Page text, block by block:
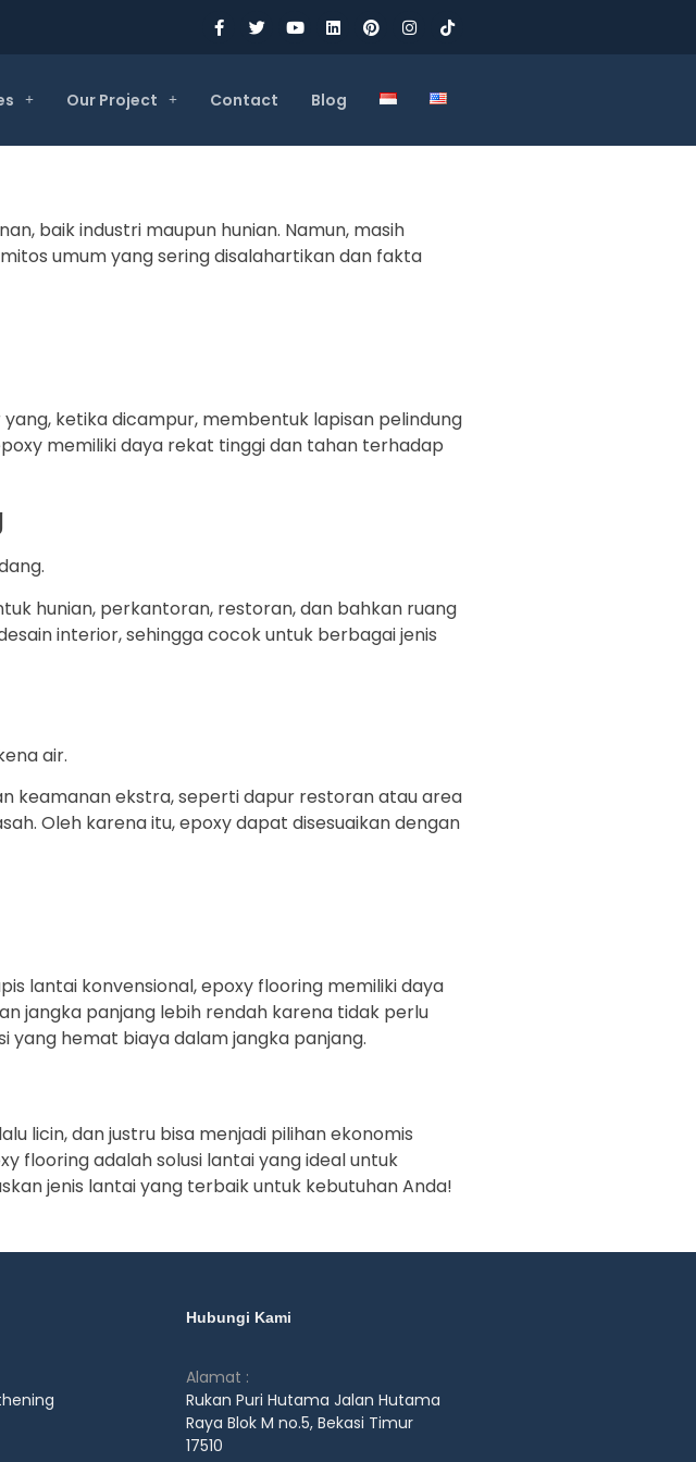
Our Project Contact Blog
baik industri maupun hunian. Namun, masih
umum yang sering disalahartikan dan fakta
ketika dicampur, membentuk lapisan pelindung
memiliki daya rekat tinggi dan tahan terhadap
hunian, perkantoran, restoran, dan bahkan ruang
interior, sehingga cocok untuk berbagai jenis
air.
keamanan ekstra, seperti dapur restoran atau area
Oleh karena itu, epoxy dapat disesuaikan dengan
lantai konvensional, epoxy flooring memiliki daya
jangka panjang lebih rendah karena tidak perlu
yang hemat biaya dalam jangka panjang.
licin, dan justru bisa menjadi pilihan ekonomis
flooring adalah solusi lantai yang ideal untuk
jenis lantai yang terbaik untuk kebutuhan Anda!
Hubungi Kami
Alamat :
Rukan Puri Hutama Jalan Hutama
Raya Blok M no.5, Bekasi Timur
17510